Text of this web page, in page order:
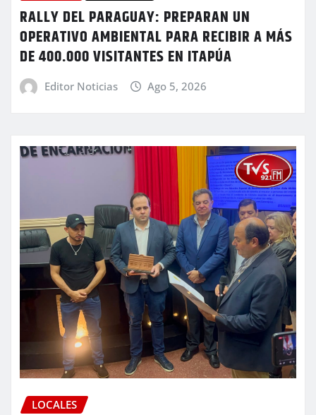
RALLY DEL PARAGUAY: PREPARAN UN
OPERATIVO AMBIENTAL PARA RECIBIR A MÁS
DE 400.000 VISITANTES EN ITAPÚA
Editor Noticias Ago 5, 2026
LOCALES